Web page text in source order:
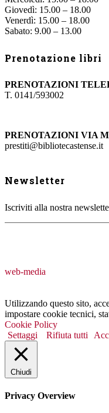
Giovedì: 15.00 – 18.00
Venerdì: 15.00 – 18.00
Sabato: 9.00 – 13.00
Prenotazione libri
PRENOTAZIONI
T. 0141/593002
PRENOTAZIONI VIA
prestiti@bibliotecastense.it
Newsletter
Iscriviti alla nostra
web-media
Utilizzando questo sito,
impostare cookie tecnici,
Cookie Policy
Settaggi
Rifiuta tutti
Chiudi
Privacy Overview